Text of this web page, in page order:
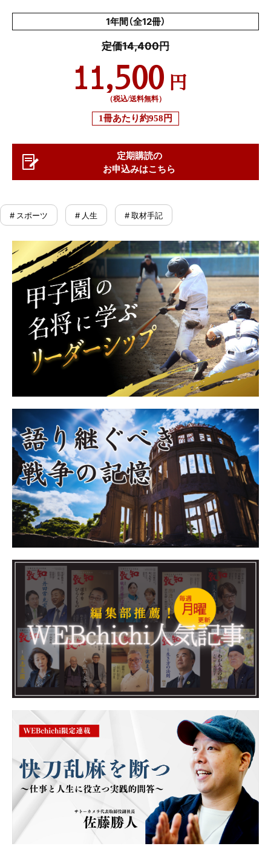
1年間（全12冊）
定価14,400円
11,500 円
（税込/送料無料）
1冊あたり約958円
定期購読の
お申込みはこちら
# スポーツ # 人生 # 取材手記